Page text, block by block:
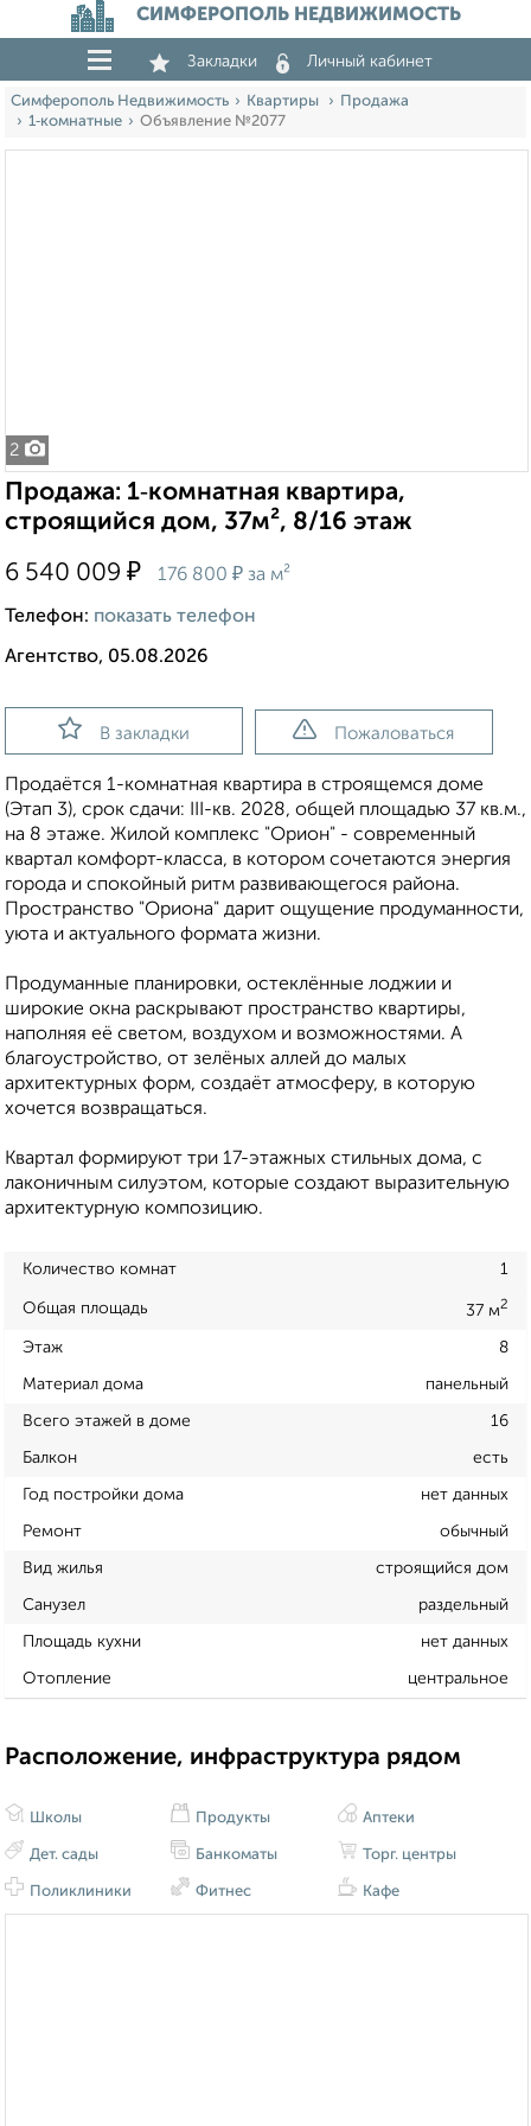
СИМФЕРОПОЛЬ НЕДВИЖИМОСТЬ
Закладки Личный кабинет
Симферополь Недвижимость Квартиры
Продажа
1‑комнатные
Объявление №2077
2
Продажа: 1‑комнатная квартира,
строящийся дом, 37м², 8/16 этаж
6 540 009 ₽ 176 800 ₽ за м²
Телефон: показать телефон
Агентство, 05.08.2026
В закладки Пожаловаться
Продаётся 1-комнатная квартира в строящемся доме
(Этап 3), срок сдачи: III-кв. 2028, общей площадью 37 кв.м.,
на 8 этаже. Жилой комплекс "Орион" - современный
квартал комфорт-класса, в котором сочетаются энергия
города и спокойный ритм развивающегося района.
Пространство "Ориона" дарит ощущение продуманности,
уюта и актуального формата жизни.
Продуманные планировки, остеклённые лоджии и
широкие окна раскрывают пространство квартиры,
наполняя её светом, воздухом и возможностями. А
благоустройство, от зелёных аллей до малых
архитектурных форм, создаёт атмосферу, в которую
хочется возвращаться.
Квартал формируют три 17-этажных стильных дома, с
лаконичным силуэтом, которые создают выразительную
архитектурную композицию.
Количество комнат 1
Общая площадь 37 м2
Этаж 8
Материал дома панельный
Всего этажей в доме 16
Балкон есть
Год постройки дома нет данных
Ремонт обычный
Вид жилья строящийся дом
Санузел раздельный
Площадь кухни нет данных
Отопление центральное
Расположение, инфраструктура рядом
Школы
Дет. сады
Поликлиники
Продукты
Банкоматы
Фитнес
Аптеки
Торг. центры
Кафе